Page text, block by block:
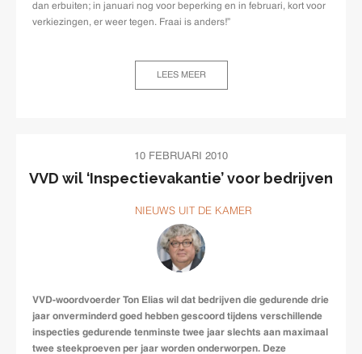
dan erbuiten; in januari nog voor beperking en in februari, kort voor
verkiezingen, er weer tegen. Fraai is anders!”
LEES MEER
10 FEBRUARI 2010
VVD wil ‘Inspectievakantie’ voor bedrijven
NIEUWS UIT DE KAMER
VVD-woordvoerder Ton Elias wil dat bedrijven die gedurende drie
jaar onverminderd goed hebben gescoord tijdens verschillende
inspecties gedurende tenminste twee jaar slechts aan maximaal
twee steekproeven per jaar worden onderworpen. Deze